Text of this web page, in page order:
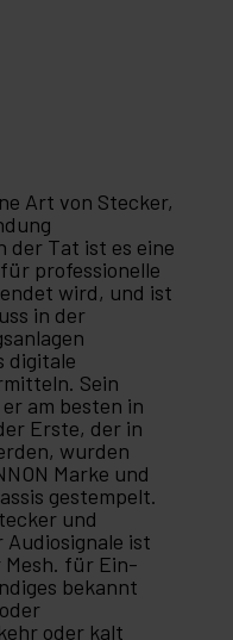
Art von Stecker,
der Tat ist es eine
professionelle
wird, und ist
in der
digitale
Sein
am besten in
Erste, der in
wurden
Marke und
gestempelt.
und
ist
für Ein-
bekannt
oder kalt